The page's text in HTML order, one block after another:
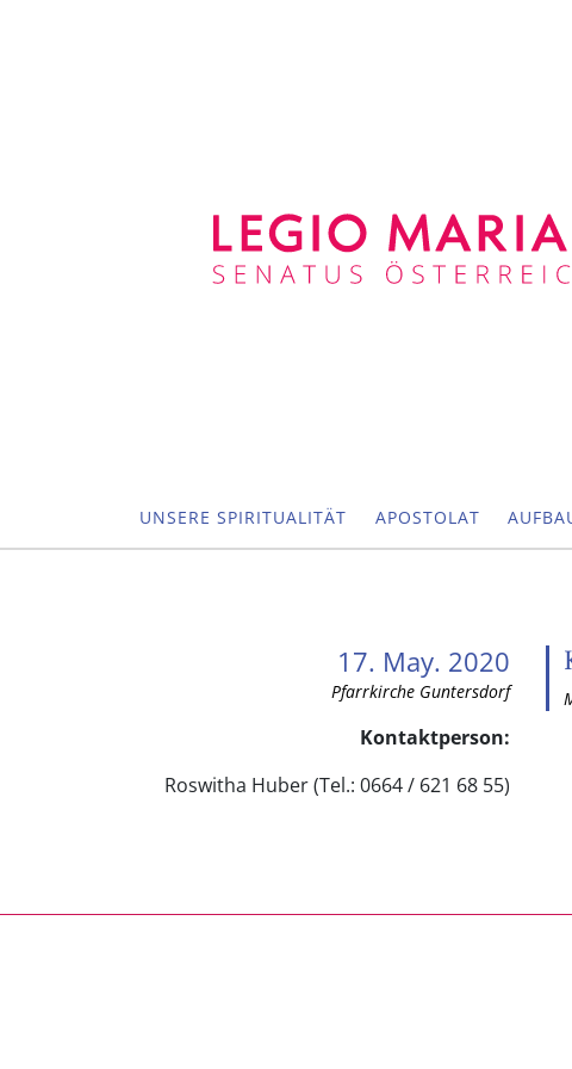
UNSERE SPIRITUALITÄT APOSTOLAT
17. May. 2020
Pfarrkirche Guntersdorf
Kontaktperson:
Roswitha Huber (Tel.: 0664 / 621 68 55)